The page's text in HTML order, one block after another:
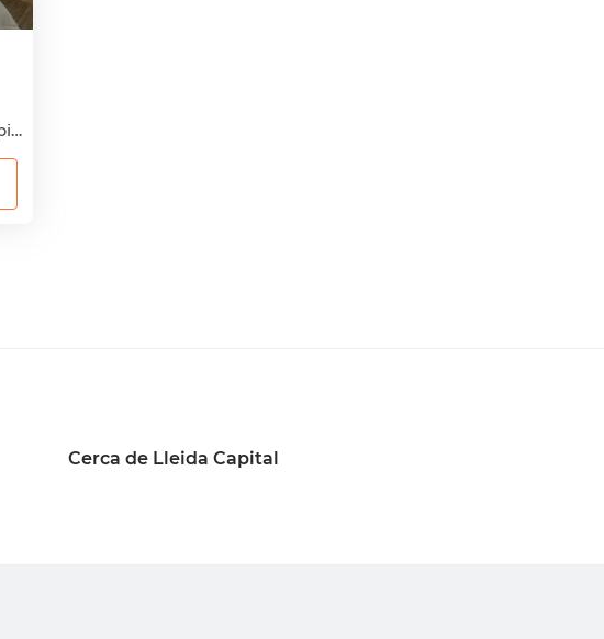
Príncep de Viana-Clot, Lleida Capital, Lleida
Cerca de Lleida Capital